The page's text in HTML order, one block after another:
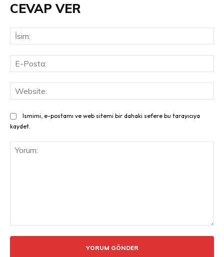
CEVAP VER
Ismimi, e-postamı ve web sitemi bir dahaki sefere bu tarayıcıya
kaydet.